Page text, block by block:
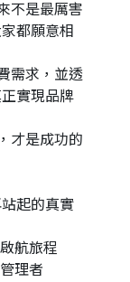
不是最厲害
都願意相
需求，並透
實現品牌
才是成功的
起的真實
航旅程
理者